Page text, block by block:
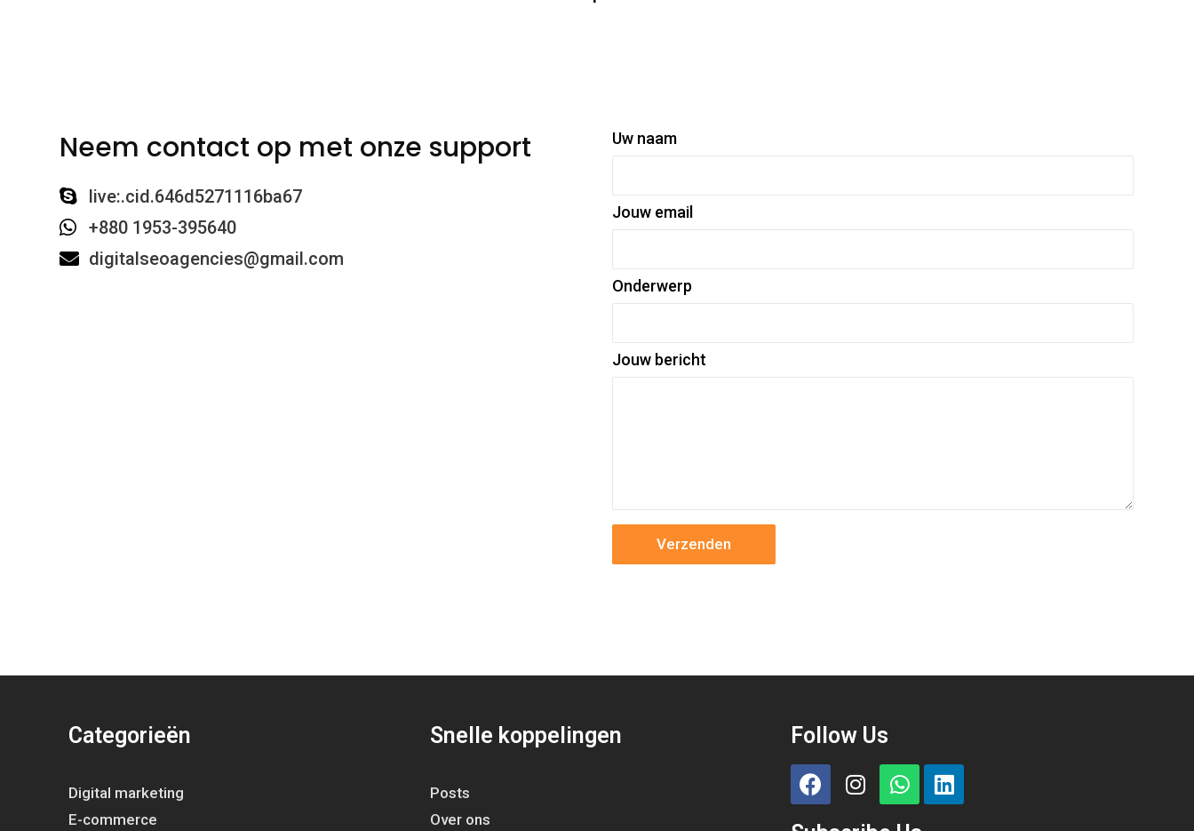
Neem contact op met onze support
live:.cid.646d5271116ba67
+880 1953-395640
digitalseoagencies@gmail.com
Uw naam
Jouw email
Onderwerp
Jouw bericht
Categorieën
Digital marketing
E-commerce
Snelle koppelingen
Posts
Over ons
Follow Us